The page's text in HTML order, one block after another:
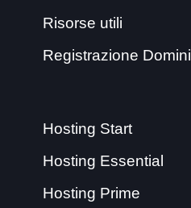
Risorse utili
Registrazione Domini
Hosting Start
Hosting Essential
Hosting Prime